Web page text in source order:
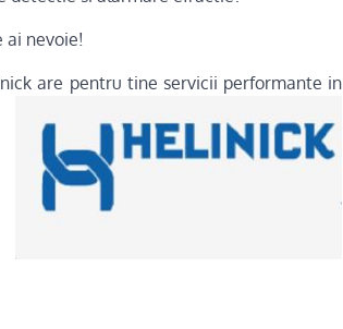
ai nevoie!
are pentru tine servicii performante in